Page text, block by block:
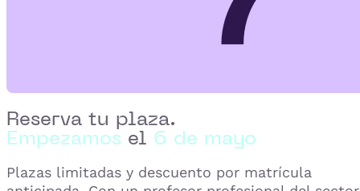
Reserva tu plaza.
Empezamos el 6 de mayo
Plazas limitadas y descuento por matrícula